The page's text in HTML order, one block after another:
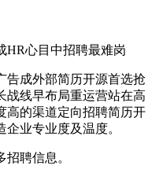
HR心目中招聘最难岗
告成外部简历开源首选抢
战线早布局重运营站在高
高的渠道定向招聘简历开
业专业度及温度。
聘信息。